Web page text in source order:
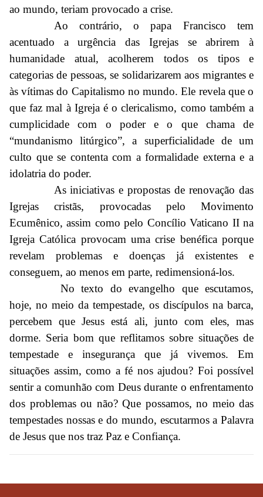
ao mundo, teriam provocado a crise.
Ao contrário, o papa Francisco tem
acentuado a urgência das Igrejas se abrirem à
humanidade atual, acolherem todos os tipos e
categorias de pessoas, se solidarizarem aos migrantes e
às vítimas do Capitalismo no mundo. Ele revela que o
que faz mal à Igreja é o clericalismo, como também a
cumplicidade com o poder e o que chama de
“mundanismo litúrgico”, a superficialidade de um
culto que se contenta com a formalidade externa e a
idolatria do poder.
As iniciativas e propostas de renovação das
Igrejas cristãs, provocadas pelo Movimento
Ecumênico, assim como pelo Concílio Vaticano II na
Igreja Católica provocam uma crise benéfica porque
revelam problemas e doenças já existentes e
conseguem, ao menos em parte, redimensioná-los.
No texto do evangelho que escutamos,
hoje, no meio da tempestade, os discípulos na barca,
percebem que Jesus está ali, junto com eles, mas
dorme. Seria bom que reflitamos sobre situações de
tempestade e insegurança que já vivemos. Em
situações assim, como a fé nos ajudou? Foi possível
sentir a comunhão com Deus durante o enfrentamento
dos problemas ou não? Que possamos, no meio das
tempestades nossas e do mundo, escutarmos a Palavra
de Jesus que nos traz Paz e Confiança.